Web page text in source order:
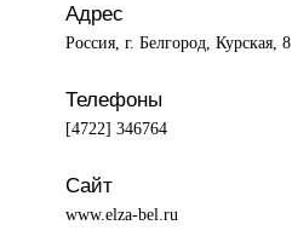
Адрес
Россия, г. Белгород, Курская, 8
Телефоны
[4722] 346764
Сайт
www.elza-bel.ru